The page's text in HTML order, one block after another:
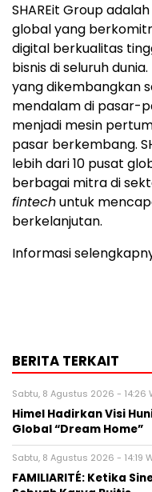
SHAREit Group
global yang
digital berkualitas
bisnis di seluruh
yang dikembangkan
mendalam di pasar-
menjadi mesin
pasar berkembang.
lebih dari 10 pusat
berbagai mitra di
fintechuntuk
berkelanjutan.
Informasi
BERITA TERKAIT
Sabtu, 8 Agustus 2026 - 14:26
Himel Hadirkan Visi
Global “Dream Home”
Sabtu, 8 Agustus 2026 - 14:19
FAMILIARITÉ: Ketika